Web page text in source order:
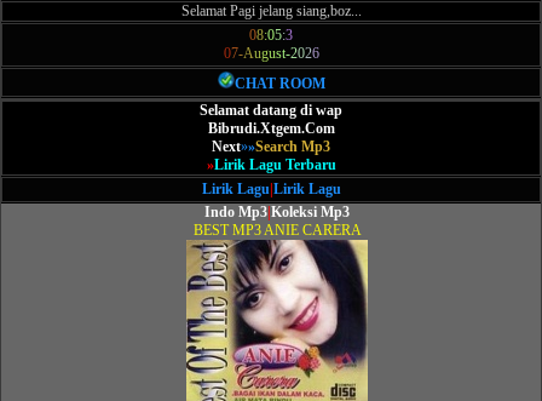
Selamat Pagi jelang siang,boz...
08:05:3
07-August-2026
CHAT ROOM
Selamat datang di wap
Bibrudi.Xtgem.Com
Next»»Search Mp3
»Lirik Lagu Terbaru
Lirik Lagu| Lirik Lagu
Indo Mp3 Koleksi Mp3
BEST MP3 ANIE CARERA